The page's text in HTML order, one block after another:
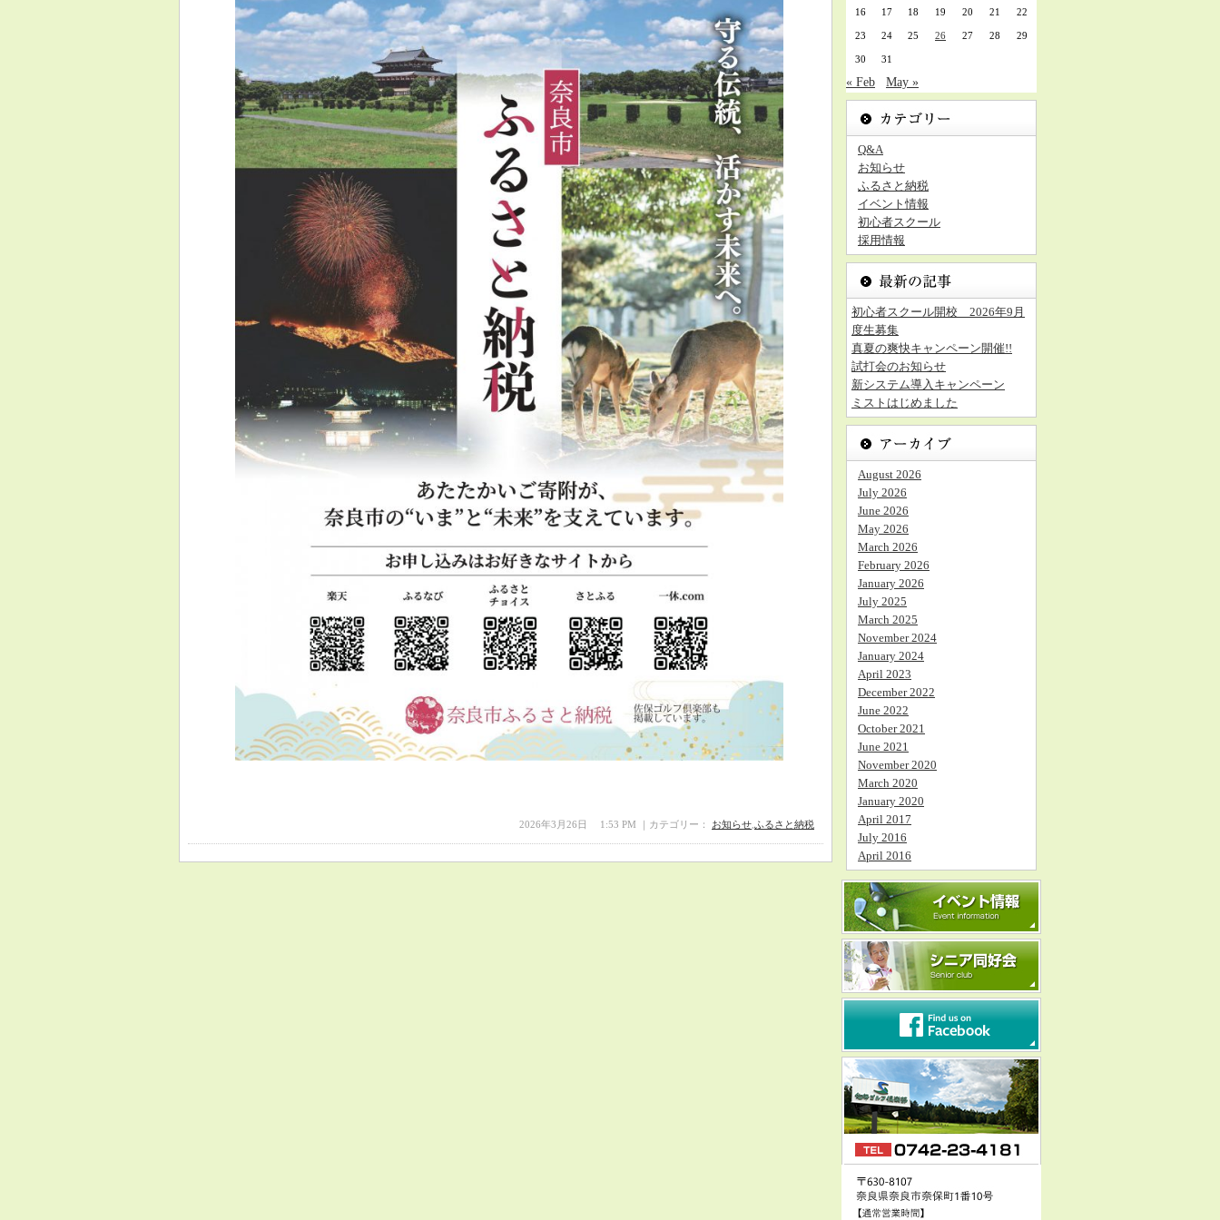
2026年3月26日 1:53 PM ｜カテゴリー： お知らせ ふるさと納税
16 17 18 19 20 21 22
23 24 25 26 27 28 29
30 31
« Feb May »
Q&A
お知らせ
ふるさと納税
イベント情報
初心者スクール
採用情報
初心者スクール開校 2026年9月
度生募集
真夏の爽快キャンペーン開催!!
試打会のお知らせ
新システム導入キャンペーン
ミストはじめました
August 2026
July 2026
June 2026
May 2026
March 2026
February 2026
January 2026
July 2025
March 2025
November 2024
January 2024
April 2023
December 2022
June 2022
October 2021
June 2021
November 2020
March 2020
January 2020
April 2017
July 2016
April 2016